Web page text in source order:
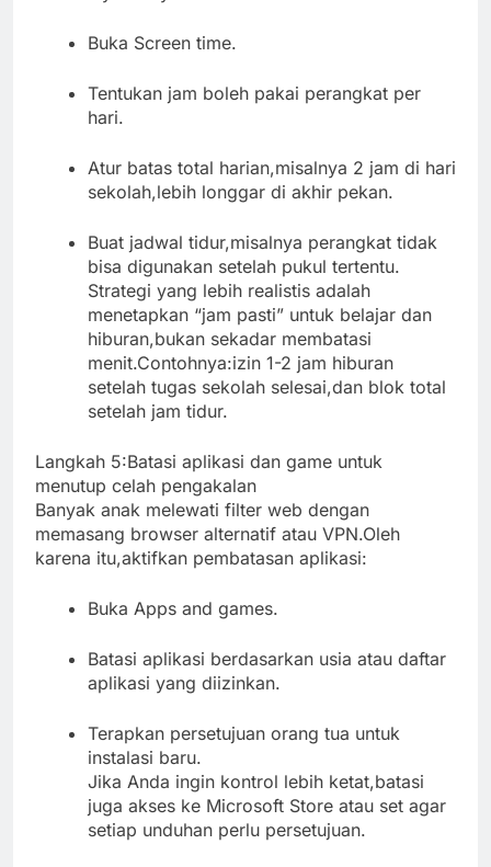
Buka Screen time.
Tentukan jam boleh pakai perangkat per
hari.
Atur batas total harian,misalnya 2 jam di hari
sekolah,lebih longgar di akhir pekan.
Buat jadwal tidur,misalnya perangkat tidak
bisa digunakan setelah pukul tertentu.
Strategi yang lebih realistis adalah
menetapkan “jam pasti” untuk belajar dan
hiburan,bukan sekadar membatasi
menit.Contohnya:izin 1-2 jam hiburan
setelah tugas sekolah selesai,dan blok total
setelah jam tidur.
Langkah 5:Batasi aplikasi dan game untuk
menutup celah pengakalan
Banyak anak melewati filter web dengan
memasang browser alternatif atau VPN.Oleh
karena itu,aktifkan pembatasan aplikasi:
Buka Apps and games.
Batasi aplikasi berdasarkan usia atau daftar
aplikasi yang diizinkan.
Terapkan persetujuan orang tua untuk
instalasi baru.
Jika Anda ingin kontrol lebih ketat,batasi
juga akses ke Microsoft Store atau set agar
setiap unduhan perlu persetujuan.